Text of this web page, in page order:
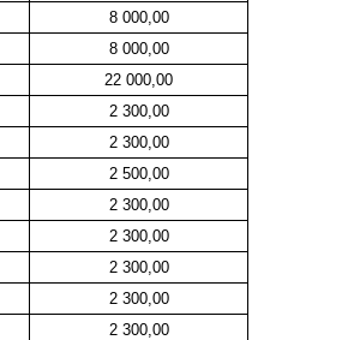
8 000,00
8 000,00
22 000,00
2 300,00
2 300,00
2 500,00
2 300,00
2 300,00
2 300,00
2 300,00
2 300,00